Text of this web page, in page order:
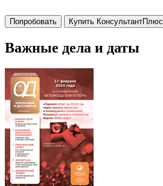
Попробовать Купить КонсультантПлюс
Важные дела и даты